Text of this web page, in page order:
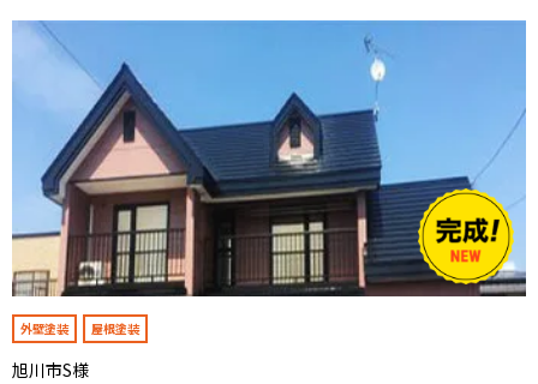
外壁塗装 屋根塗装
旭川市S様